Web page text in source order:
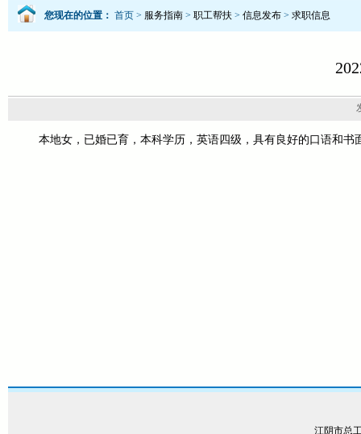
您现在的位置： 首页 > 服务指南 > 职工帮扶 > 信息发布 > 求职信息
本地女，已婚已育，本科学历，英语四级，具有良好的口语和
江阴市总